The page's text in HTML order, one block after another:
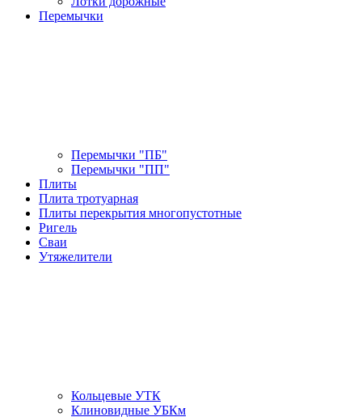
Перемычки
Перемычки "ПБ"
Перемычки "ПП"
Плиты
Плита тротуарная
Плиты перекрытия многопустотные
Ригель
Сваи
Утяжелители
Кольцевые УТК
Клиновидные УБКм